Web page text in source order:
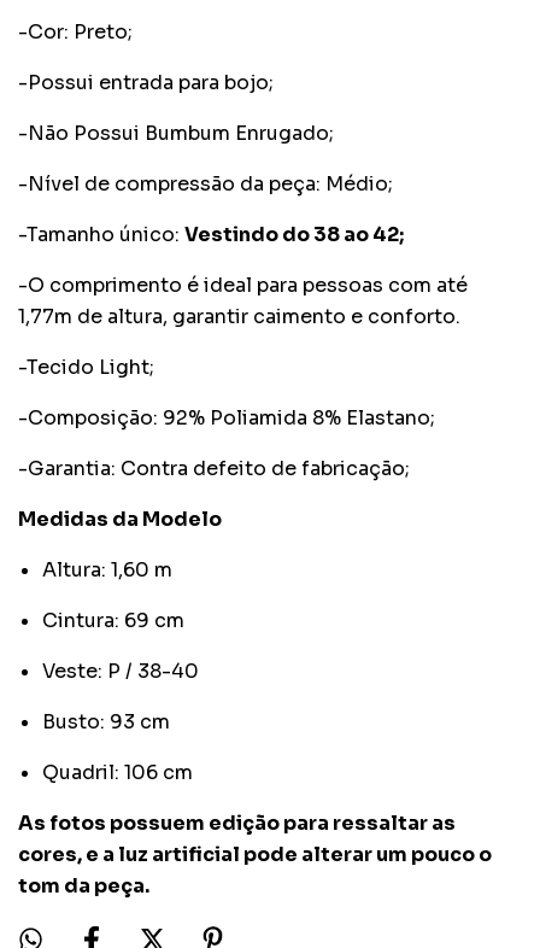
-Cor: Preto;
-Possui entrada para bojo;
-Não Possui Bumbum Enrugado;
-Nível de compressão da peça: Médio;
-Tamanho único: Vestindo do 38 ao 42;
-O comprimento é ideal para pessoas com até
1,77m de altura, garantir caimento e conforto.
-Tecido Light;
-Composição: 92% Poliamida 8% Elastano;
-Garantia: Contra defeito de fabricação;
Medidas da Modelo
Altura: 1,60 m
Cintura: 69 cm
Veste: P / 38-40
Busto: 93 cm
Quadril: 106 cm
As fotos possuem edição para ressaltar as
cores, e a luz artificial pode alterar um pouco o
tom da peça.